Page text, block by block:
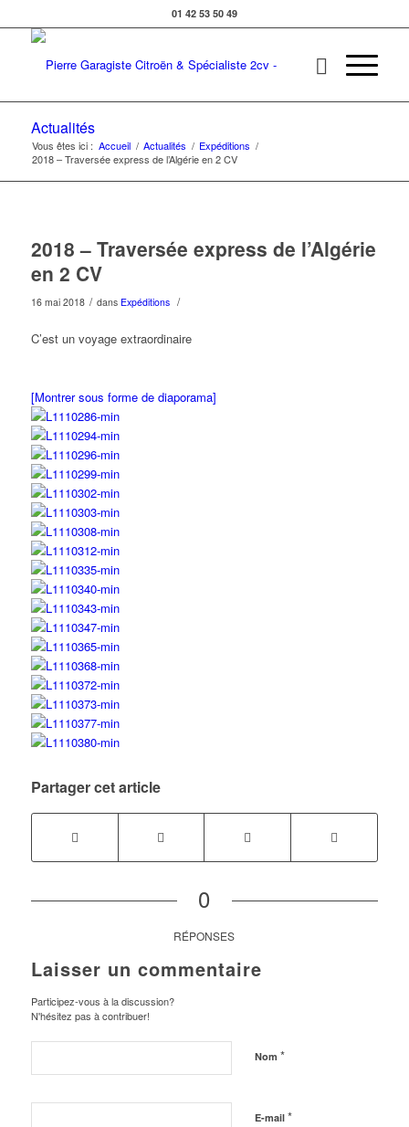
01 42 53 50 49
Actualités
Vous êtes ici : Accueil / Actualités / Expéditions /
2018 – Traversée express de l’Algérie en 2 CV
2018 – Traversée express de l’Algérie
en 2 CV
16 mai 2018 / dans Expéditions /
C’est un voyage extraordinaire
[Montrer sous forme de diaporama]
Partager cet article
0
RÉPONSES
Laisser un commentaire
Participez-vous à la discussion?
N'hésitez pas à contribuer!
Nom *
E-mail *